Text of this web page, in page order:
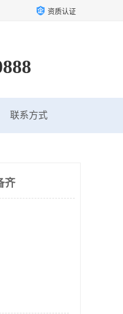
资质认证
联系方式
齐